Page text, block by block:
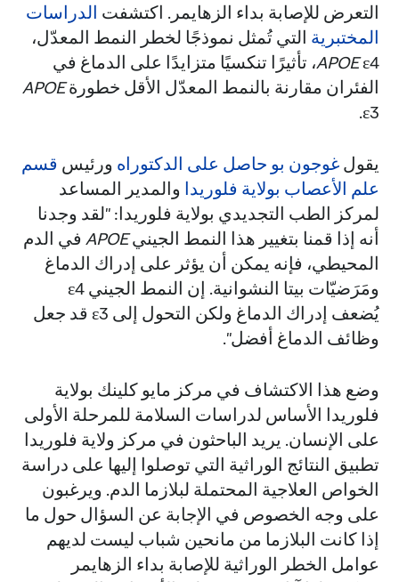
التعرض للإصابة بداء الزهايمر. اكتشفت الدراسات
المختبرية التي تُمثل نموذجًا لخطر النمط المعدّل،
APOEε4، تأثيرًا تنكسيًا متزايدًا على الدماغ في
الفئران مقارنة بالنمط المعدّل الأقل خطورةAPOE
ε3.
يقول غوجون بو حاصل على الدكتوراه ورئيس قسم
علم الأعصاب بولاية فلوريدا والمدير المساعد
لمركز الطب التجديدي بولاية فلوريدا: "لقد وجدنا
أنه إذا قمنا بتغيير هذا النمط الجينيAPOE في الدم
المحيطي، فإنه يمكن أن يؤثر على إدراك الدماغ
ومَرَضيّات بيتا النشوانية. إن النمط الجيني ε4
يُضعف إدراك الدماغ ولكن التحول إلى ε3 قد جعل
وظائف الدماغ أفضل".
وضع هذا الاكتشاف في مركز مايو كلينك بولاية
فلوريدا الأساس لدراسات السلامة للمرحلة الأولى
على الإنسان. يريد الباحثون في مركز ولاية فلوريدا
تطبيق النتائج الوراثية التي توصلوا إليها على دراسة
الخواص العلاجية المحتملة لبلازما الدم. ويرغبون
على وجه الخصوص في الإجابة عن السؤال حول ما
إذا كانت البلازما من مانحين شباب ليست لديهم
عوامل الخطر الوراثية للإصابة بداء الزهايمر